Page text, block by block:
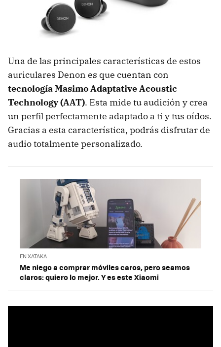
Una de las principales características de estos
auriculares Denon es que cuentan con
tecnología Masimo Adaptative Acoustic
Technology (AAT). Esta mide tu audición y crea
un perfil perfectamente adaptado a ti y tus oídos.
Gracias a esta característica, podrás disfrutar de
audio totalmente personalizado.
EN XATAKA
Me niego a comprar móviles caros, pero seamos
claros: quiero lo mejor. Y es este Xiaomi